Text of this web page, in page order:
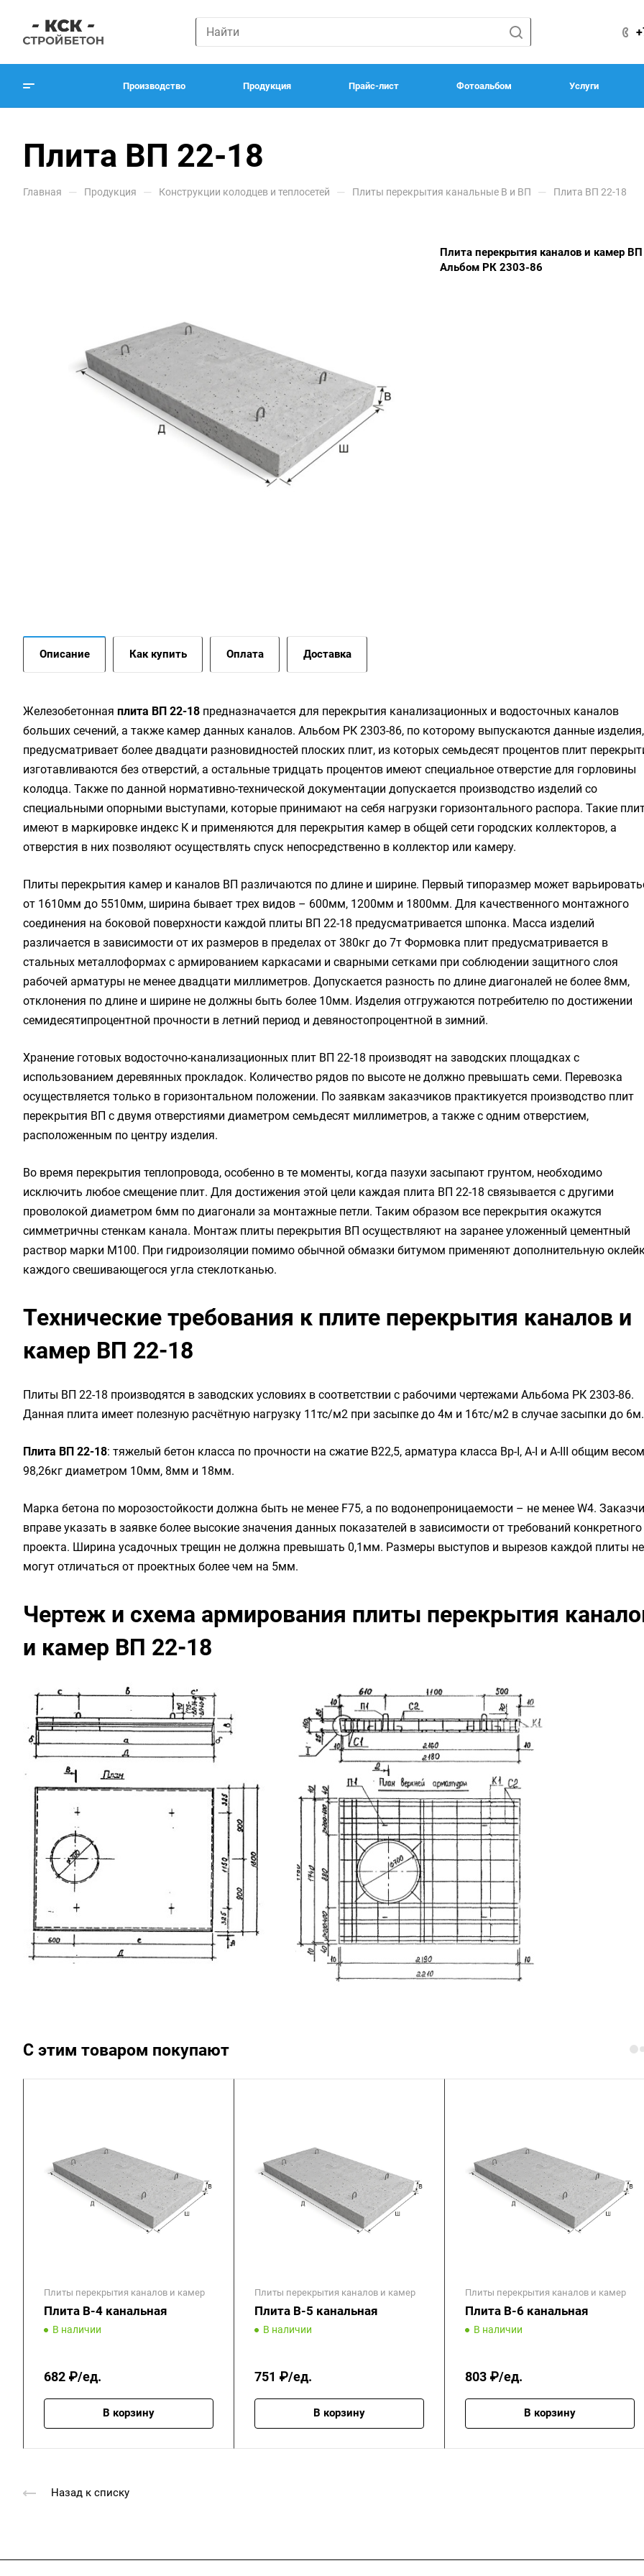
Производство Продукция Прайс-лист Фотоальбом Услуги
Плита ВП 22-18
Главная — Продукция — Конструкции колодцев и теплосетей — Плиты перекрытия канальные В и ВП — Плита ВП 22-18
Плита перекрытия каналов и камер ВП
Альбом РК 2303-86
Описание Как купить Оплата Доставка
Железобетонная плита ВП 22-18 предназначается для перекрытия канализационных и водосточных каналов
больших сечений, а также камер данных каналов. Альбом РК 2303-86, по которому выпускаются данные изделия,
предусматривает более двадцати разновидностей плоских плит, из которых семьдесят процентов плит
изготавливаются без отверстий, а остальные тридцать процентов имеют специальное отверстие для горловины
колодца. Также по данной нормативно-технической документации допускается производство изделий со
специальными опорными выступами, которые принимают на себя нагрузки горизонтального распора. Такие
имеют в маркировке индекс К и применяются для перекрытия камер в общей сети городских коллекторов, а
отверстия в них позволяют осуществлять спуск непосредственно в коллектор или камеру.
Плиты перекрытия камер и каналов ВП различаются по длине и ширине. Первый типоразмер может
от 1610мм до 5510мм, ширина бывает трех видов – 600мм, 1200мм и 1800мм. Для качественного монтажного
соединения на боковой поверхности каждой плиты ВП 22-18 предусматривается шпонка. Масса изделий
различается в зависимости от их размеров в пределах от 380кг до 7т Формовка плит предусматривается в
стальных металлоформах с армированием каркасами и сварными сетками при соблюдении защитного слоя
рабочей арматуры не менее двадцати миллиметров. Допускается разность по длине диагоналей не более 8мм,
отклонения по длине и ширине не должны быть более 10мм. Изделия отгружаются потребителю по достижении
семидесятипроцентной прочности в летний период и девяностопроцентной в зимний.
Хранение готовых водосточно-канализационных плит ВП 22-18 производят на заводских площадках с
использованием деревянных прокладок. Количество рядов по высоте не должно превышать семи. Перевозка
осуществляется только в горизонтальном положении. По заявкам заказчиков практикуется производство плит
перекрытия ВП с двумя отверстиями диаметром семьдесят миллиметров, а также с одним отверстием,
расположенным по центру изделия.
Во время перекрытия теплопровода, особенно в те моменты, когда пазухи засыпают грунтом, необходимо
исключить любое смещение плит. Для достижения этой цели каждая плита ВП 22-18 связывается с другими
проволокой диаметром 6мм по диагонали за монтажные петли. Таким образом все перекрытия окажутся
симметричны стенкам канала. Монтаж плиты перекрытия ВП осуществляют на заранее уложенный цементный
раствор марки М100. При гидроизоляции помимо обычной обмазки битумом применяют дополнительную
каждого свешивающегося угла стеклотканью.
Технические требования к плите перекрытия каналов и
камер ВП 22-18
Плиты ВП 22-18 производятся в заводских условиях в соответствии с рабочими чертежами Альбома РК 2303-86.
Данная плита имеет полезную расчётную нагрузку 11тс/м2 при засыпке до 4м и 16тс/м2 в случае засыпки до 6м.
Плита ВП 22-18: тяжелый бетон класса по прочности на сжатие B22,5, арматура класса Вр-I, А-I и А-III общим весом
98,26кг диаметром 10мм, 8мм и 18мм.
Марка бетона по морозостойкости должна быть не менее F75, а по водонепроницаемости – не менее W4.
вправе указать в заявке более высокие значения данных показателей в зависимости от требований конкретного
проекта. Ширина усадочных трещин не должна превышать 0,1мм. Размеры выступов и вырезов каждой плиты не
могут отличаться от проектных более чем на 5мм.
Чертеж и схема армирования плиты перекрытия
и камер ВП 22-18
С этим товаром покупают
Плиты перекрытия каналов и камер
Плита В-4 канальная
В наличии
682 ₽/ед.
В корзину
Плиты перекрытия каналов и камер
Плита В-5 канальная
В наличии
751 ₽/ед.
В корзину
Плиты перекрытия каналов и камер
Плита В-6 канальная
В наличии
803 ₽/ед.
В корзину
Назад к списку